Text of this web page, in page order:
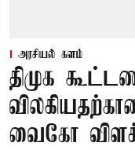
அரசியல் களம்
திமுக
வைகோ